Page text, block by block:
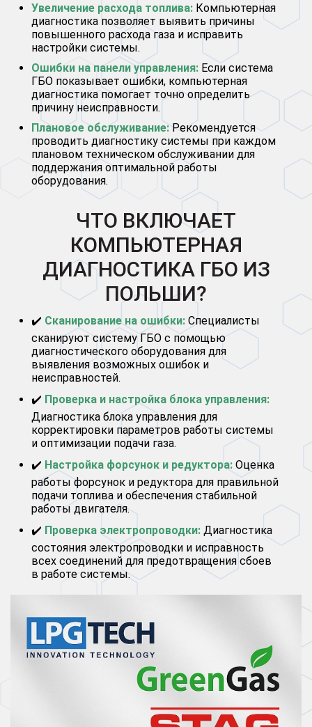
Увеличение расхода топлива: Компьютерная
диагностика позволяет выявить причины
повышенного расхода газа и исправить
настройки системы.
Ошибки на панели управления: Если система
ГБО показывает ошибки, компьютерная
диагностика помогает точно определить
причину неисправности.
Плановое обслуживание:Рекомендуется
проводить диагностику системы при каждом
плановом техническом обслуживании для
поддержания оптимальной работы
оборудования.
ЧТО ВКЛЮЧАЕТ
КОМПЬЮТЕРНАЯ
ДИАГНОСТИКА ГБО ИЗ
ПОЛЬШИ?
✔️ Сканирование на ошибки: Специалисты
сканируют систему ГБО с помощью
диагностического оборудования для
выявления возможных ошибок и
неисправностей.
✔️ Проверка и настройка блока управления:
Диагностика блока управления для
корректировки параметров работы системы
и оптимизации подачи газа.
✔️ Настройка форсунок и редуктора: Оценка
работы форсунок и редуктора для правильной
подачи топлива и обеспечения стабильной
работы двигателя.
✔️ Проверка электропроводки: Диагностика
состояния электропроводки и исправность
всех соединений для предотвращения сбоев
в работе системы.